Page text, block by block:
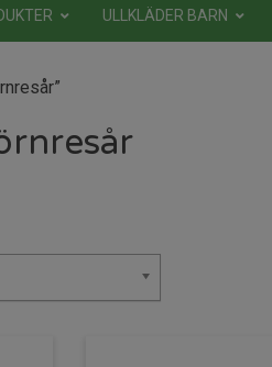
ULLKLÄDER BARN